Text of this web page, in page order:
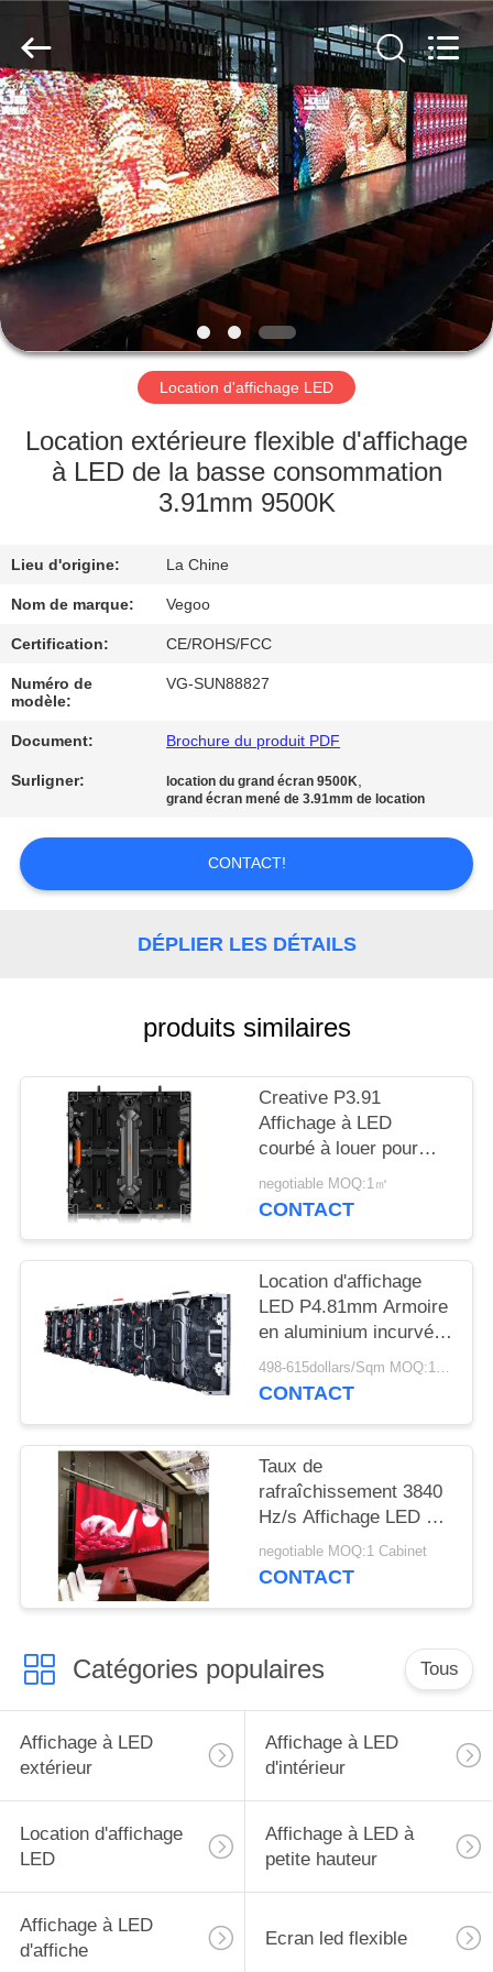
À
LA
MAISON
PRODUITS
VIDÉOS
PROPOS
VISITE
DE
L'USINE
CONTRÔLE
DE
LA
NOUS
CONTACTER
DEMANDEZ
DEVIS
PLAN
DU
PRIVACY
Technology
Ltd..
All
Rights
Reserved.
Location d'affichage LED
Location extérieure flexible d'affichage
à LED de la basse consommation
3.91mm 9500K
Lieu d'origine: La Chine
Nom de marque: Vegoo
Certification: CE/ROHS/FCC
Numéro de
modèle:
VG-SUN88827
Document: Brochure du produit PDF
Surligner: location du grand écran 9500K,
grand écran mené de 3.91mm de location
CONTACT!
DÉPLIER LES DÉTAILS
produits similaires
Creative P3.91
Affichage à LED
courbé à louer pour
événements diffusion
et publicité à taux de
negotiable MOQ:1㎡
CONTACT
Location d'affichage
LED P4.81mm Armoire
en aluminium incurvé
500x500mm
Assemblage rapide
498-615dollars/Sqm MOQ:1 m2
CONTACT
Taux de
rafraîchissement 3840
Hz/s Affichage LED de
location à l'intérieur
negotiable MOQ:1 Cabinet
CONTACT
Catégories populaires Tous
Affichage à LED
extérieur
Affichage à LED
d'intérieur
Location d'affichage
LED
Affichage à LED à
petite hauteur
Affichage à LED
d'affiche
Ecran led flexible